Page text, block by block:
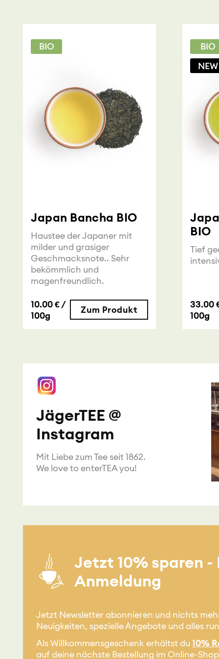
BIO
Japan Bancha BIO
Haustee der Japaner mit
milder und grasiger
Geschmacksnote.. Sehr
bekömmlich und
magenfreundlich.
10.00 € /
100g
Zum Produkt
BIO
NEW
BIO
Tief
33.00
100g
JägerTEE @
Instagram
Mit Liebe zum Tee seit 1862.
We love to enterTEA you!
Jetzt 10% sparen
Anmeldung
Jetzt Newsletter abonnieren und nichts
Neuigkeiten, spezielle Angebote und alles
Als Willkommensgeschenk erhältst du 10%
auf deine nächste Bestellung im Online-